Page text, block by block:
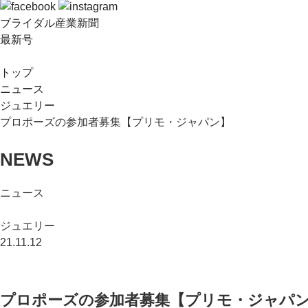
ブライダル産業新聞
最新号
トップ
ニュース
ジュエリー
プロポーズの参加者募集【プリモ・ジャパン】
NEWS
ニュース
ジュエリー
21.11.12
プロポーズの参加者募集【プリモ・ジャパ